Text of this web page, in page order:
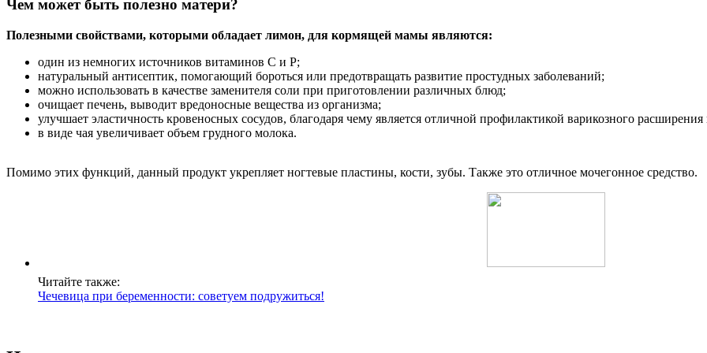
Чем может быть полезно матери?
Полезными свойствами, которыми обладает лимон, для кормящей мамы являются:
один из немногих источников витаминов C и P;
натуральный антисептик, помогающий бороться или предотвращать развитие простудных заболеваний;
можно использовать в качестве заменителя соли при приготовлении различных блюд;
очищает печень, выводит вредоносные вещества из организма;
улучшает эластичность кровеносных сосудов, благодаря чему является отличной профилактикой варикозного расширения
в виде чая увеличивает объем грудного молока.
Помимо этих функций, данный продукт укрепляет ногтевые пластины, кости, зубы. Также это отличное мочегонное средство.
Читайте также:
Чечевица при беременности: советуем подружиться!